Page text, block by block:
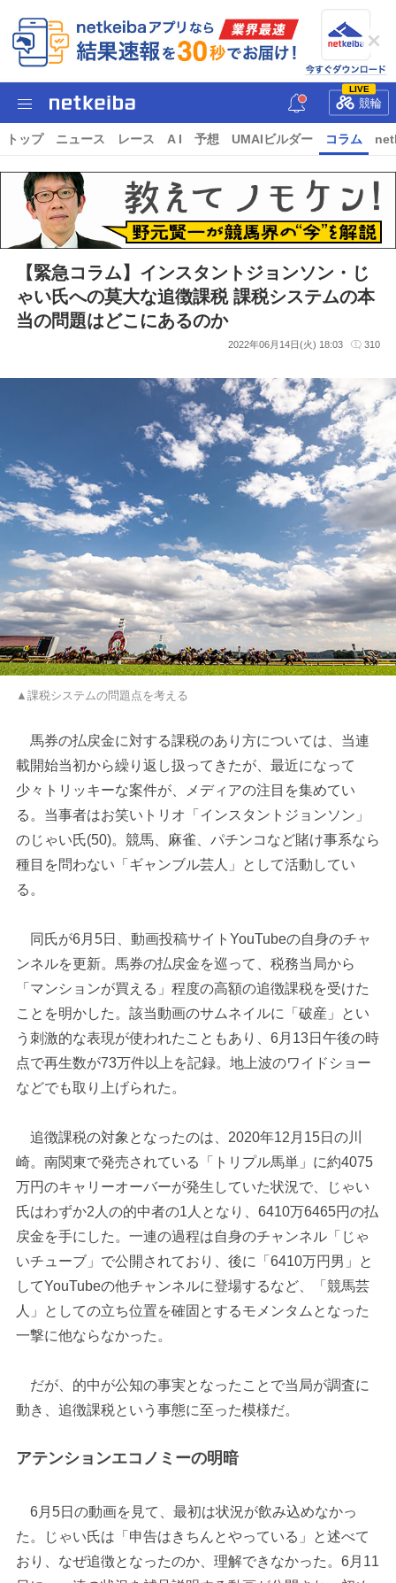
LIVE
競輪
トップ ニュース レース A I 予想 UMAIビルダー コラム
【緊急コラム】インスタントジョンソン・じ
ゃい氏への莫大な追徴課税 課税システムの本
当の問題はどこにあるのか
2022年06月14日(火) 18:03 310
▲課税システムの問題点を考える
馬券の払戻金に対する課税のあり方については、当連
載開始当初から繰り返し扱ってきたが、最近になって
少々トリッキーな案件が、メディアの注目を集めてい
る。当事者はお笑いトリオ「インスタントジョンソン」
のじゃい氏(50)。競馬、麻雀、パチンコなど賭け事系なら
種目を問わない「ギャンブル芸人」として活動してい
る。
同氏が6月5日、動画投稿サイトYouTubeの自身のチャ
ンネルを更新。馬券の払戻金を巡って、税務当局から
「マンションが買える」程度の高額の追徴課税を受けた
ことを明かした。該当動画のサムネイルに「破産」とい
う刺激的な表現が使われたこともあり、6月13日午後の時
点で再生数が73万件以上を記録。地上波のワイドショー
などでも取り上げられた。
追徴課税の対象となったのは、2020年12月15日の川
崎。南関東で発売されている「トリプル馬単」に約4075
万円のキャリーオーバーが発生していた状況で、じゃい
氏はわずか2人の的中者の1人となり、6410万6465円の払
戻金を手にした。一連の過程は自身のチャンネル「じゃ
いチューブ」で公開されており、後に「6410万円男」と
してYouTubeの他チャンネルに登場するなど、「競馬芸
人」としての立ち位置を確固とするモメンタムとなった
一撃に他ならなかった。
だが、的中が公知の事実となったことで当局が調査に
動き、追徴課税という事態に至った模様だ。
アテンションエコノミーの明暗
6月5日の動画を見て、最初は状況が飲み込めなかっ
た。じゃい氏は「申告はきちんとやっている」と述べて
おり、なぜ追徴となったのか、理解できなかった。6月11